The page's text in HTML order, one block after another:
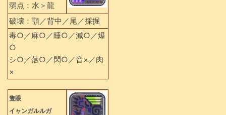
弱点：水＞龍
破壊：顎／背中／尾／採掘
毒○／麻○／睡○／減○／爆
○
シ○／落○／閃○／音×／肉
×
隻眼
イャンガルルガ